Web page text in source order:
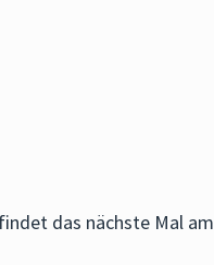
das nächste Mal am